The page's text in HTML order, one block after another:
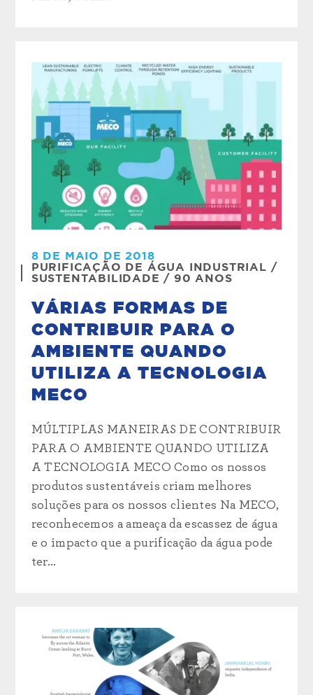
8 DE MAIO DE 2018
PURIFICAÇÃO DE ÁGUA INDUSTRIAL /
SUSTENTABILIDADE / 90 ANOS
VÁRIAS FORMAS DE
CONTRIBUIR PARA O
AMBIENTE QUANDO
UTILIZA A TECNOLOGIA
MECO
MÚLTIPLAS MANEIRAS DE CONTRIBUIR
PARA O AMBIENTE QUANDO UTILIZA
A TECNOLOGIA MECO Como os nossos
produtos sustentáveis criam melhores
soluções para os nossos clientes Na MECO,
reconhecemos a ameaça da escassez de água
e o impacto que a purificação da água pode
ter...